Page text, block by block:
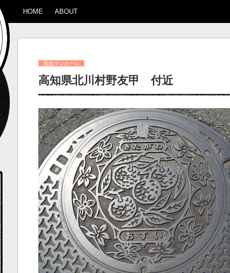
HOME ABOUT
投稿マンホール
高知県北川村野友甲 付近